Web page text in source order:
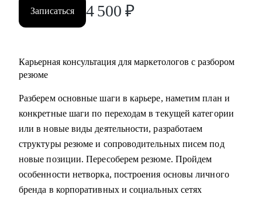
• Пересобрать карьерную стратегию - сменить компанию,
индустрию или трек
коммуникационную стратегию в компании
Кому могу помочь:
• Специалистам в маркетинге - бренд-менеджмент / digital /
SMM / PR / аналитика, - которые растут к уровню Senior,
Lead или CMO.
• Руководителям и СМО, которым нужна внешняя точка
зрения.
• Владельцам бизнеса и предпринимателям,
Записаться 4 500 ₽
Карьерная консультация для маркетологов с разбором
резюме
Разберем основные шаги в карьере, наметим план и
конкретные шаги по переходам в текущей категории
или в новые виды деятельности, разработаем
структуры резюме и сопроводительных писем под
новые позиции. Пересоберем резюме. Пройдем
особенности нетворка, построения основы личного
бренда в корпоративных и социальных сетях